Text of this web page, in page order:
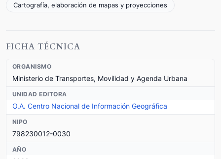
Cartografía, elaboración de mapas y proyecciones
FICHA TÉCNICA
ORGANISMO
Ministerio de Transportes, Movilidad y Agenda Urbana
UNIDAD EDITORA
O.A. Centro Nacional de Información Geográfica
NIPO
798230012-0030
AÑO